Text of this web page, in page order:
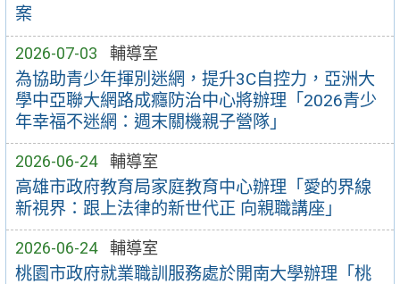
案
2026-07-03 輔導室
為協助青少年揮別迷網，提升3C自控力，亞洲大
學中亞聯大網路成癮防治中心將辦理「2026青少
年幸福不迷網：週末關機親子營隊」
2026-06-24 輔導室
高雄市政府教育局家庭教育中心辦理「愛的界線
新視界：跟上法律的新世代正 向親職講座」
2026-06-24 輔導室
桃園市政府就業職訓服務處於開南大學辦理「桃